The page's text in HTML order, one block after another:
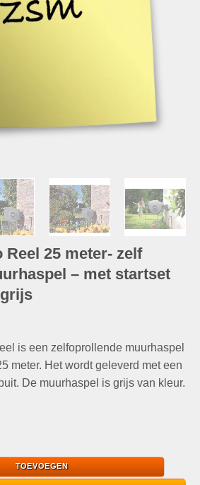
Reel 25 meter- zelf
– met startset
is een zelfoprollende muurhaspel
meter. Het wordt geleverd met een
De muurhaspel is grijs van kleur.
meter- zelf oprollende muurhaspel -
TOEVOEGEN